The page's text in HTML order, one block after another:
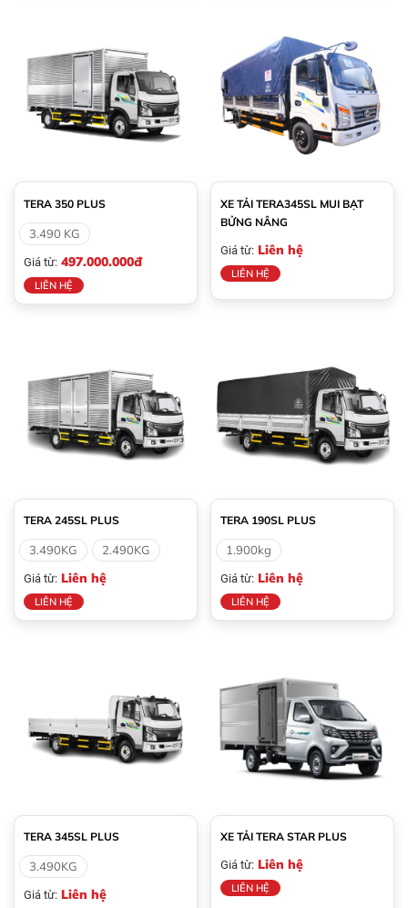
TERA 350 PLUS
3.490 KG
Giá từ: 497.000.000đ
LIÊN HỆ
XE TẢI TERA345SL MUI BẠT
BỬNG NÂNG
Giá từ: Liên hệ
LIÊN HỆ
TERA 245SL PLUS
3.490KG 2.490KG
Giá từ: Liên hệ
LIÊN HỆ
TERA 190SL PLUS
1.900kg
Giá từ: Liên hệ
LIÊN HỆ
TERA 345SL PLUS
3.490KG
Giá từ: Liên hệ
XE TẢI TERA STAR PLUS
Giá từ: Liên hệ
LIÊN HỆ